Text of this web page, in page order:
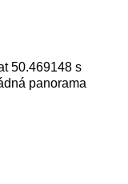
50.469148 s
panorama